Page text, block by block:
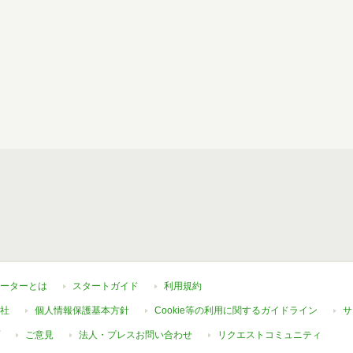
ターとは スタートガイド 利用規約
個人情報保護基本方針 Cookie等の利用に関するガイドライン
ご意見 法人・プレスお問い合わせ リクエストコミュニティ